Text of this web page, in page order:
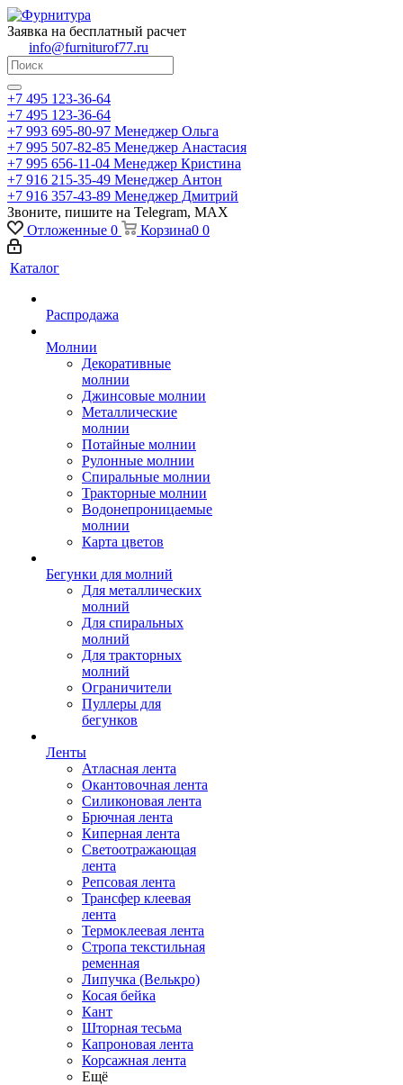
Заявка на бесплатный расчет
info@furniturof77.ru
+7 495 123-36-64
+7 495 123-36-64
+7 993 695-80-97 Менеджер Ольга
+7 995 507-82-85 Менеджер Анастасия
+7 995 656-11-04 Менеджер Кристина
+7 916 215-35-49 Менеджер Антон
+7 916 357-43-89 Менеджер Дмитрий
Звоните, пишите на Telegram, MAX
Отложенные 0 Корзина0 0
Каталог
Распродажа
Молнии
Декоративные
молнии
Джинсовые молнии
Металлические
молнии
Потайные молнии
Рулонные молнии
Спиральные молнии
Тракторные молнии
Водонепроницаемые
молнии
Карта цветов
Бегунки для молний
Для металлических
молний
Для спиральных
молний
Для тракторных
молний
Ограничители
Пуллеры для
бегунков
Ленты
Атласная лента
Окантовочная лента
Силиконовая лента
Брючная лента
Киперная лента
Светоотражающая
лента
Репсовая лента
Трансфер клеевая
лента
Термоклеевая лента
Стропа текстильная
ременная
Липучка (Велькро)
Косая бейка
Кант
Шторная тесьма
Капроновая лента
Корсажная лента
Ещё